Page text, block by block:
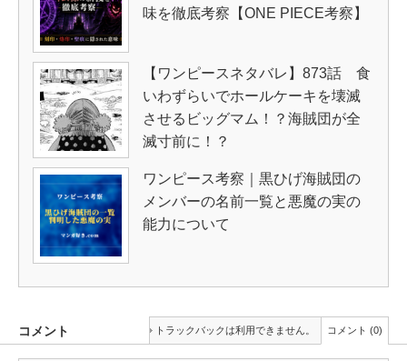
味を徹底考察【ONE PIECE考察】
【ワンピースネタバレ】873話 食
いわずらいでホールケーキを壊滅
させるビッグマム！？海賊団が全
滅寸前に！？
ワンピース考察｜黒ひげ海賊団の
メンバーの名前一覧と悪魔の実の
能力について
コメント トラックバックは利用できません。 コメント (0)